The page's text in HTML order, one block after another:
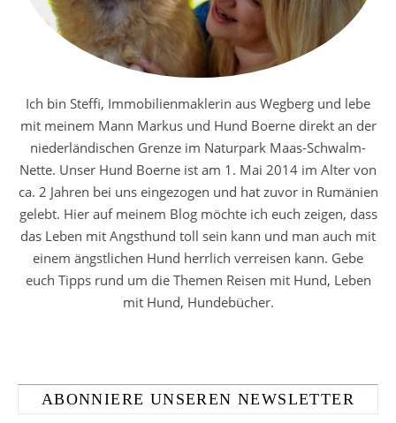
Ich bin Steffi, Immobilienmaklerin aus Wegberg und lebe
mit meinem Mann Markus und Hund Boerne direkt an der
niederländischen Grenze im Naturpark Maas-Schwalm-
Nette. Unser Hund Boerne ist am 1. Mai 2014 im Alter von
ca. 2 Jahren bei uns eingezogen und hat zuvor in Rumänien
gelebt. Hier auf meinem Blog möchte ich euch zeigen, dass
das Leben mit Angsthund toll sein kann und man auch mit
einem ängstlichen Hund herrlich verreisen kann. Gebe
euch Tipps rund um die Themen Reisen mit Hund, Leben
mit Hund, Hundebücher.
ABONNIERE UNSEREN NEWSLETTER